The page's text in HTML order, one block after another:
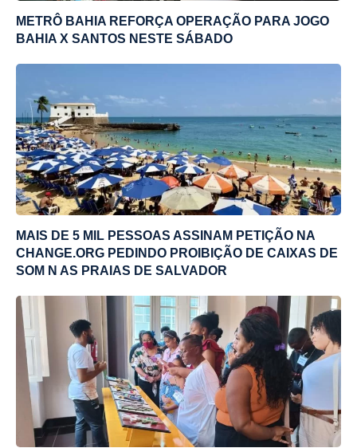
METRÔ BAHIA REFORÇA OPERAÇÃO PARA JOGO
BAHIA X SANTOS NESTE SÁBADO
MAIS DE 5 MIL PESSOAS ASSINAM PETIÇÃO NA
CHANGE.ORG PEDINDO PROIBIÇÃO DE CAIXAS DE
SOM N AS PRAIAS DE SALVADOR